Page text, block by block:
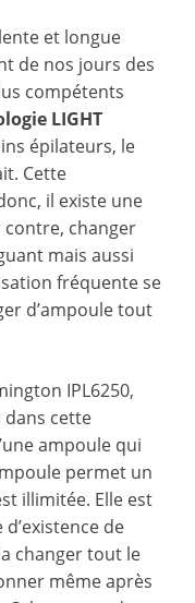
et longue
de nos jours des
compétents
LIGHT
épilateurs, le
Cette
il existe une
contre, changer
mais aussi
fréquente se
d’ampoule tout
IPL6250,
dans cette
ampoule qui
permet un
illimitée. Elle est
de
changer tout le
même après